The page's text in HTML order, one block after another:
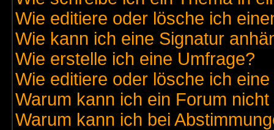
Wie editiere oder lösche ich
Wie kann ich eine Signatur
Wie erstelle ich eine Umfrage?
Wie editiere oder lösche ich
Warum kann ich ein Forum
Warum kann ich bei